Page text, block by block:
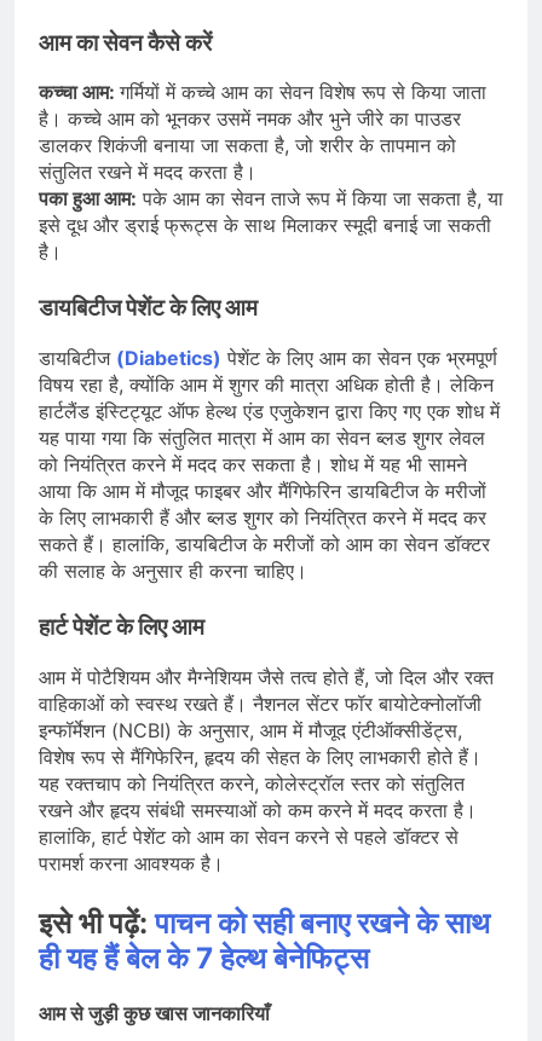
आम का सेवन कैसे करें
कच्चा आम:गर्मियों में कच्चे आम का सेवन विशेष रूप से किया जाता
है। कच्चे आम को भूनकर उसमें नमक और भुने जीरे का पाउडर
डालकर शिकंजी बनाया जा सकता है, जो शरीर के तापमान को
संतुलित रखने में मदद करता है।
पका हुआ आम: पके आम का सेवन ताजे रूप में किया जा सकता है, या
इसे दूध और ड्राई फ्रूट्स के साथ मिलाकर स्मूदी बनाई जा सकती
है।
डायबिटीज पेशेंट के लिए आम
डायबिटीज (Diabetics) पेशेंट के लिए आम का सेवन एक भ्रमपूर्ण
विषय रहा है, क्योंकि आम में शुगर की मात्रा अधिक होती है। लेकिन
हार्टलैंड इंस्टिट्यूट ऑफ हेल्थ एंड एजुकेशन द्वारा किए गए एक शोध में
यह पाया गया कि संतुलित मात्रा में आम का सेवन ब्लड शुगर लेवल
को नियंत्रित करने में मदद कर सकता है। शोध में यह भी सामने
आया कि आम में मौजूद फाइबर और मैंगिफेरिन डायबिटीज के मरीजों
के लिए लाभकारी हैं और ब्लड शुगर को नियंत्रित करने में मदद कर
सकते हैं। हालांकि, डायबिटीज के मरीजों को आम का सेवन डॉक्टर
की सलाह के अनुसार ही करना चाहिए।
हार्ट पेशेंट के लिए आम
आम में पोटैशियम और मैग्नेशियम जैसे तत्व होते हैं, जो दिल और रक्त
वाहिकाओं को स्वस्थ रखते हैं। नैशनल सेंटर फॉर बायोटेक्नोलॉजी
इन्फॉर्मेशन (NCBI) के अनुसार, आम में मौजूद एंटीऑक्सीडेंट्स,
विशेष रूप से मैंगिफेरिन, हृदय की सेहत के लिए लाभकारी होते हैं।
यह रक्तचाप को नियंत्रित करने, कोलेस्ट्रॉल स्तर को संतुलित
रखने और हृदय संबंधी समस्याओं को कम करने में मदद करता है।
हालांकि, हार्ट पेशेंट को आम का सेवन करने से पहले डॉक्टर से
परामर्श करना आवश्यक है।
इसे भी पढ़ें:पाचन को सही बनाए रखने के साथ
ही यह हैं बेल के 7 हेल्थ बेनेफिट्स
आम से जुड़ी कुछ खास जानकारियाँ